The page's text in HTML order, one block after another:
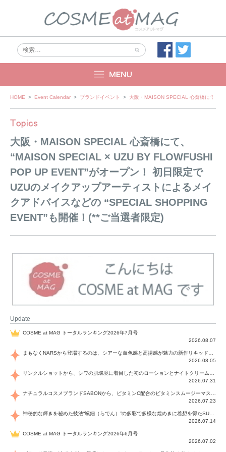
Skip
HOME > Event Calendar > ブランドイベント > 大阪・MAISON SPECIAL 心斎橋にて、
大阪・MAISON SPECIAL 心斎橋にて、
“MAISON SPECIAL × UZU BY FLOWFUSHI
POP UP EVENT”がオープン！ 初日限定で
UZUのメイクアップアーティストによるメイ
クアドバイスなどの “SPECIAL SHOPPING
EVENT”も開催！(**ご当選者限定)
Update
COSME at MAG トータルランキング2026年7月号
2026.08.07
まもなくNARSから登場するのは、シアーな血色感と高揚感が魅力の新作リキッドブラッシュ「インセイシャブル リキッドブラッシュ」と、ゴールデンアワーに染まる空にインスピレーションを得た「アフターグロー リップシャイン」の新色！夏をハックして！
2026.08.05
リンクルショットから、シワの肌環境に着目した初のローションとナイトクリームが登場！デイリーケアで、シワ特有の肌環境を改善し、シワが目立たない肌へと導きます。
2026.07.31
ナチュラルコスメブランドSABONから、ビタミンC配合のビタミンスムージーマスク「ラディアンスマスク」と、ペパーミントにオーガニックハーブを凝縮したジェルの涼感トリートメント美容液「スカルプセラム リフレッシング」が登場！日々のデイリーケアで、過酷な猛暑で疲れた肌や頭皮をサポート、心地よくリフレッシュし、優しく肌を整えます。
2026.07.23
神秘的な輝きを秘めた技法“螺鈿（らでん）”の多彩で多様な煌めきに着想を得たSUQQUの2026 秋 カラーコレクションから登場するのは、艶然と輝くアイシャドウや偏光パールを配したフェイスカラー、繊細なパールの煌めくネイル、そしてそれらを際立てる“朧げな艶”を秘めた新リクイドリップ「ブラー リクイド リップ」。強さを秘めたまろやかな洗練の表情に。
2026.07.14
COSME at MAG トータルランキング2026年6月号
2026.07.02